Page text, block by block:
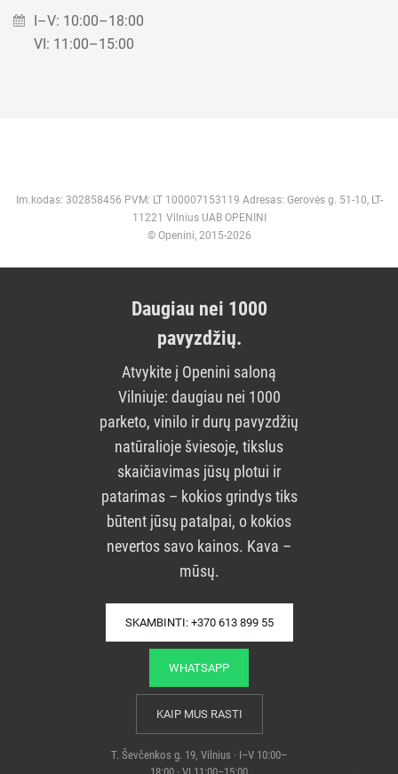
I–V: 10:00–18:00
VI: 11:00–15:00
Im.kodas: 302858456 PVM: LT 100007153119 Adresas: Gerovės g. 51-10, LT-
11221 Vilnius UAB OPENINI
© Openini, 2015-2026
Daugiau nei 1000
pavyzdžių.
Atvykite į Openini saloną
Vilniuje: daugiau nei 1000
parketo, vinilo ir durų pavyzdžių
natūralioje šviesoje, tikslus
skaičiavimas jūsų plotui ir
patarimas – kokios grindys tiks
būtent jūsų patalpai, o kokios
nevertos savo kainos. Kava –
mūsų.
SKAMBINTI: +370 613 899 55
WHATSAPP
KAIP MUS RASTI
T. Ševčenkos g. 19, Vilnius · I–V 10:00–